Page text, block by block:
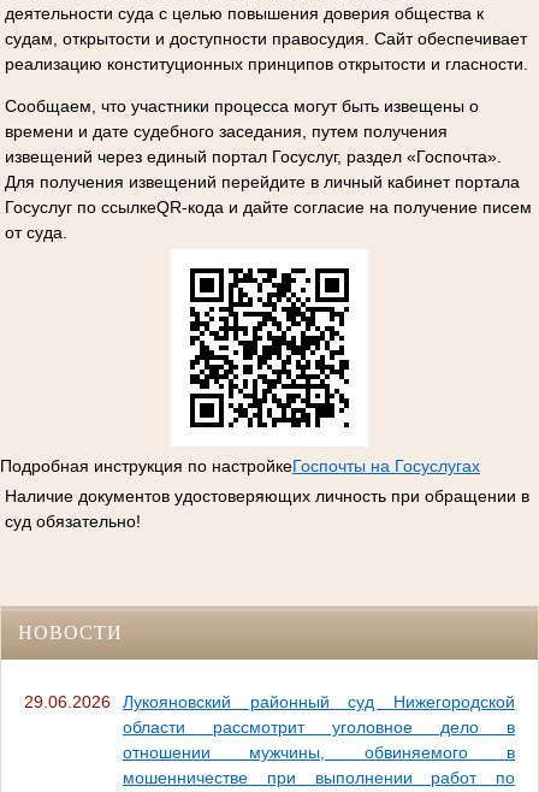
деятельности суда с целью повышения доверия общества к
судам, открытости и доступности правосудия. Сайт обеспечивает
реализацию конституционных принципов открытости и гласности.
Сообщаем, что участники процесса могут быть извещены о
времени и дате судебного заседания, путем получения
извещений через единый портал Госуслуг, раздел «Госпочта».
Для получения извещений перейдите в личный кабинет портала
Госуслуг по ссылкеQR-кода и дайте согласие на получение писем
от суда.
Подробная инструкция по настройкеГоспочты на Госуслугах
Наличие документов удостоверяющих личность при обращении в
суд обязательно!
НОВОСТИ
29.06.2026
Лукояновский районный суд Нижегородской
области рассмотрит уголовное дело в
отношении мужчины, обвиняемого в
мошенничестве при выполнении работ по